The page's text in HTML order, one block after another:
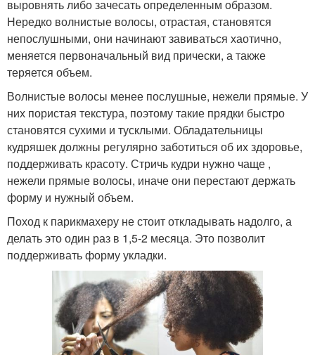
выровнять либо зачесать определенным образом.
Нередко волнистые волосы, отрастая, становятся
непослушными, они начинают завиваться хаотично,
меняется первоначальный вид прически, а также
теряется объем.
Волнистые волосы менее послушные, нежели прямые. У
них пористая текстура, поэтому такие прядки быстро
становятся сухими и тусклыми. Обладательницы
кудряшек должны регулярно заботиться об их здоровье,
поддерживать красоту. Стричь кудри нужно чаще ,
нежели прямые волосы, иначе они перестают держать
форму и нужный объем.
Поход к парикмахеру не стоит откладывать надолго, а
делать это один раз в 1,5-2 месяца. Это позволит
поддерживать форму укладки.